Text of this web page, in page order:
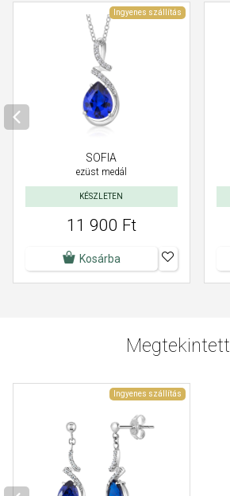
Ingyenes szállítás
SOFIA
ezüst medál
KÉSZLETEN
11 900 Ft
Kosárba
Megtekintett
Ingyenes szállítás